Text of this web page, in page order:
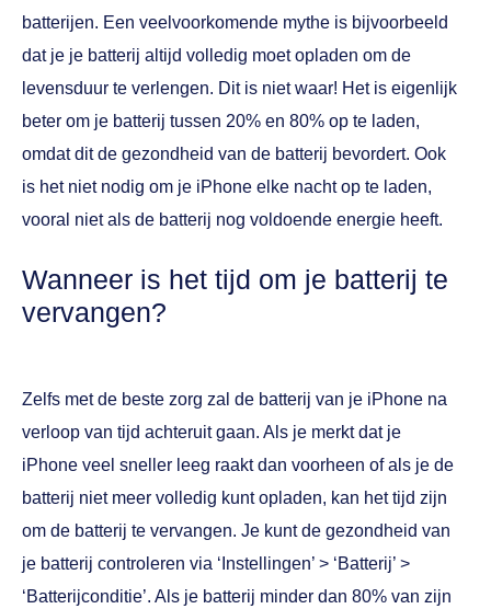
batterijen. Een veelvoorkomende mythe is bijvoorbeeld
dat je je batterij altijd volledig moet opladen om de
levensduur te verlengen. Dit is niet waar! Het is eigenlijk
beter om je batterij tussen 20% en 80% op te laden,
omdat dit de gezondheid van de batterij bevordert. Ook
is het niet nodig om je iPhone elke nacht op te laden,
vooral niet als de batterij nog voldoende energie heeft.
Wanneer is het tijd om je batterij te
vervangen?
Zelfs met de beste zorg zal de batterij van je iPhone na
verloop van tijd achteruit gaan. Als je merkt dat je
iPhone veel sneller leeg raakt dan voorheen of als je de
batterij niet meer volledig kunt opladen, kan het tijd zijn
om de batterij te vervangen. Je kunt de gezondheid van
je batterij controleren via ‘Instellingen’ > ‘Batterij’ >
‘Batterijconditie’. Als je batterij minder dan 80% van zijn